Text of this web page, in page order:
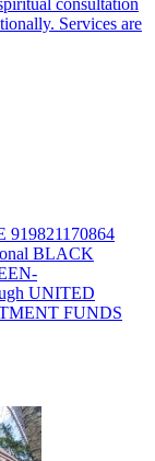
consultation
Services are
BLACK
UNITED
FUNDS